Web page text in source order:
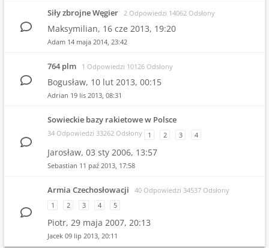
Siły zbrojne Węgier 2 Odpowiedzi 14062 Odsłony
Maksymilian, 16 cze 2013, 19:20
Adam 14 maja 2014, 23:42
764 plm 1 Odpowiedzi 10126 Odsłony
Bogusław, 10 lut 2013, 00:15
Adrian 19 lis 2013, 08:31
Sowieckie bazy rakietowe w Polsce
34 Odpowiedzi 33262 Odsłony 1 2 3 4
Jarosław, 03 sty 2006, 13:57
Sebastian 11 paź 2013, 17:58
Armia Czechosłowacji
40 Odpowiedzi 34537 Odsłony
1
2 3 4 5
Piotr, 29 maja 2007, 20:13
Jacek 09 lip 2013, 20:11